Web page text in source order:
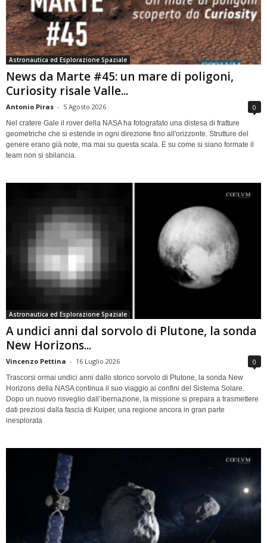
Astronautica ed Esplorazione Spaziale
News da Marte #45: un mare di poligoni,
Curiosity risale Valle...
Antonio Piras - 5 Agosto 2026 0
Nel cratere Gale il rover della NASA ha fotografato una distesa di fratture
geometriche che si estende in ogni direzione fino all'orizzonte. Strutture del
genere erano già note, ma mai su questa scala. E su come si siano formate il
team non si sbilancia.
Astronautica ed Esplorazione Spaziale
A undici anni dal sorvolo di Plutone, la sonda
New Horizons...
Vincenzo Pettina - 16 Luglio 2026 0
Trascorsi ormai undici anni dallo storico sorvolo di Plutone, la sonda New
Horizons della NASA continua il suo viaggio ai confini del Sistema Solare.
Dopo un nuovo risveglio dall’ibernazione, la missione si prepara a trasmettere
dati preziosi dalla fascia di Kuiper, una regione ancora in gran parte
inesplorata